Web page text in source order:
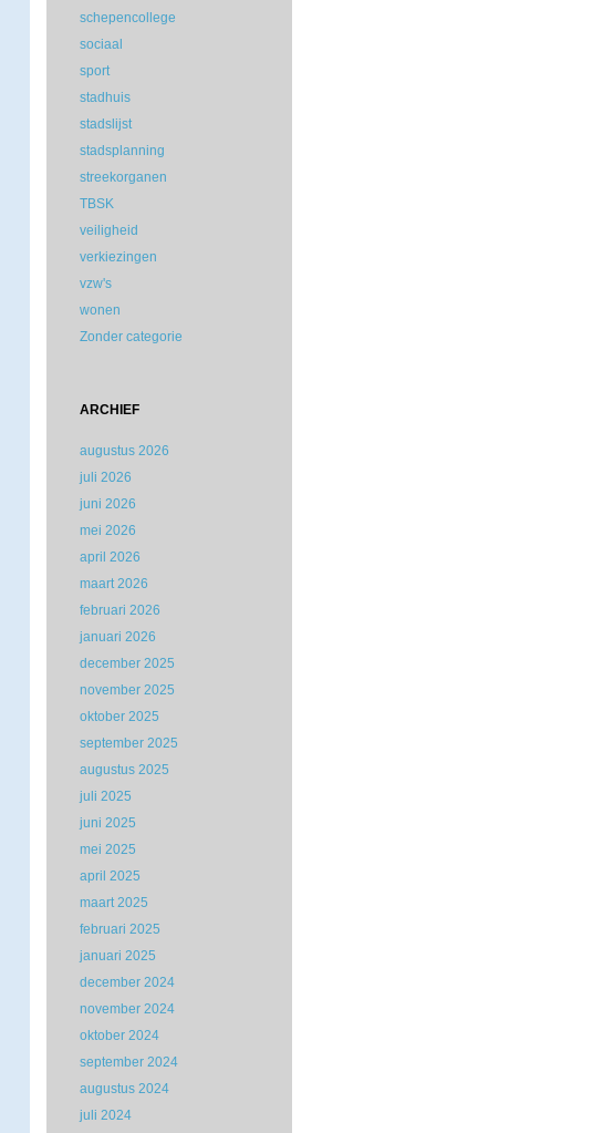
schepencollege
sociaal
sport
stadhuis
stadslijst
stadsplanning
streekorganen
TBSK
veiligheid
verkiezingen
vzw's
wonen
Zonder categorie
ARCHIEF
augustus 2026
juli 2026
juni 2026
mei 2026
april 2026
maart 2026
februari 2026
januari 2026
december 2025
november 2025
oktober 2025
september 2025
augustus 2025
juli 2025
juni 2025
mei 2025
april 2025
maart 2025
februari 2025
januari 2025
december 2024
november 2024
oktober 2024
september 2024
augustus 2024
juli 2024